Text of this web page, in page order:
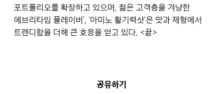
포트폴리오를 확장하고 있으며, 젊은 고객층을 겨냥한
에브리타임 플레이버’, ‘아미노 활기력샷’은 맛과 제형에서
트렌디함을 더해 큰 호응을 얻고 있다. <끝>
공유하기